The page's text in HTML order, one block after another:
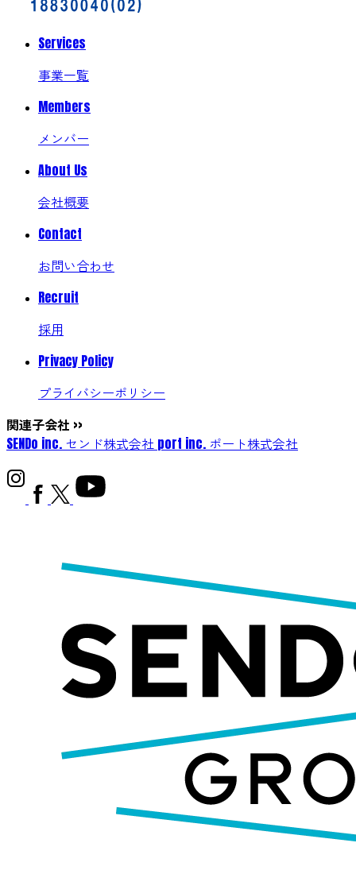
Services
事業一覧
Members
メンバー
About Us
会社概要
Contact
お問い合わせ
Recruit
採用
Privacy Policy
プライバシーポリシー
関連子会社 >>
SENDo inc. センド株式会社 port inc. ポート株式会社